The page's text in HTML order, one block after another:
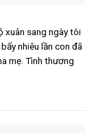
xuân sang ngày tôi
nhiêu lần con đã
mẹ. Tình thương